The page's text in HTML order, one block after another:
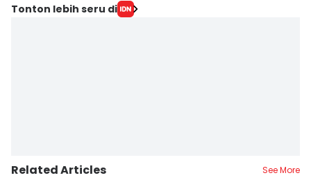
Editor
Tonton lebih seru di
Related Articles See More